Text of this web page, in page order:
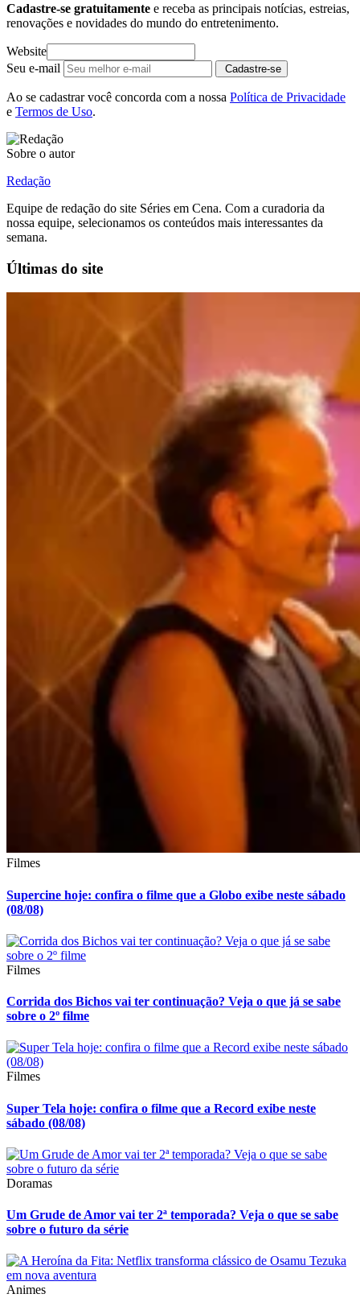
Cadastre-se gratuitamente e receba as principais notícias, estreias,
renovações e novidades do mundo do entretenimento.
Website
Seu e-mail
Cadastre-se
Ao se cadastrar você concorda com a nossa Política de Privacidade
e Termos de Uso.
Sobre o autor
Redação
Equipe de redação do site Séries em Cena. Com a curadoria da
nossa equipe, selecionamos os conteúdos mais interessantes da
semana.
Últimas do site
Filmes
Supercine hoje: confira o filme que a Globo exibe neste sábado
(08/08)
Filmes
Corrida dos Bichos vai ter continuação? Veja o que já se sabe
sobre o 2º filme
Filmes
Super Tela hoje: confira o filme que a Record exibe neste
sábado (08/08)
Doramas
Um Grude de Amor vai ter 2ª temporada? Veja o que se sabe
sobre o futuro da série
Animes